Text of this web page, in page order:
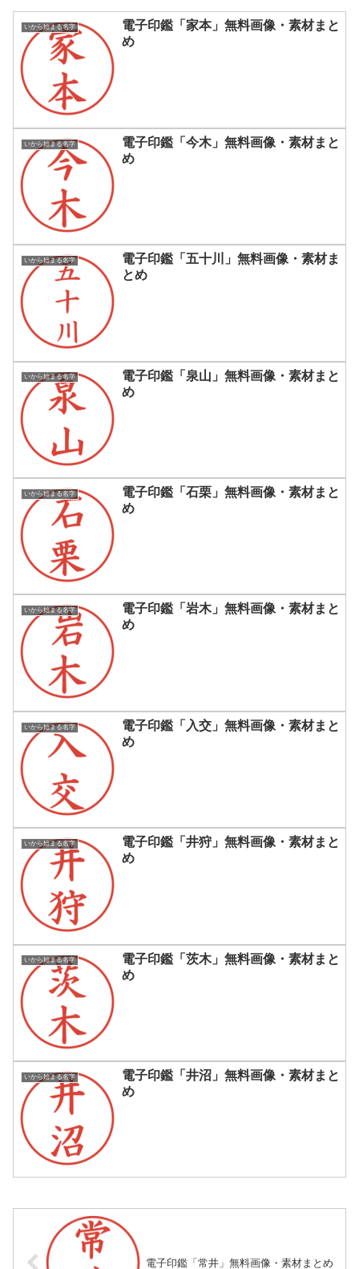
いから始まる名字
電子印鑑「家本」無料画像・素材まと
め
いから始まる名字
電子印鑑「今木」無料画像・素材まと
め
いから始まる名字
電子印鑑「五十川」無料画像・素材ま
とめ
いから始まる名字
電子印鑑「泉山」無料画像・素材まと
め
いから始まる名字
電子印鑑「石栗」無料画像・素材まと
め
いから始まる名字
電子印鑑「岩木」無料画像・素材まと
め
いから始まる名字
電子印鑑「入交」無料画像・素材まと
め
いから始まる名字
電子印鑑「井狩」無料画像・素材まと
め
いから始まる名字
電子印鑑「茨木」無料画像・素材まと
め
いから始まる名字
電子印鑑「井沼」無料画像・素材まと
め
電子印鑑「常井」無料画像・素材まとめ